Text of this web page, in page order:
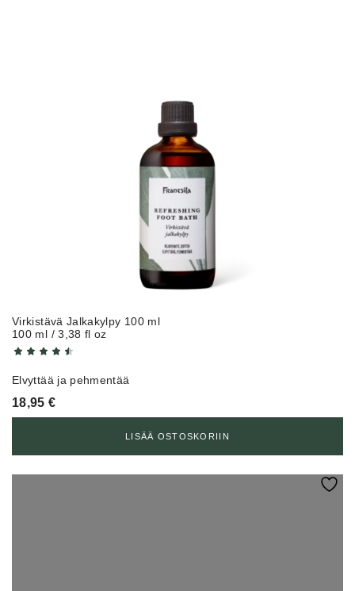
Virkistävä Jalkakylpy 100 ml
100 ml / 3,38 fl oz
Elvyttää ja pehmentää
18,95€
LISÄÄ OSTOSKORIIN